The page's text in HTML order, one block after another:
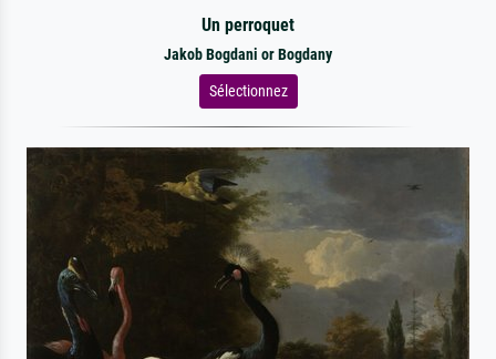
Un perroquet
Jakob Bogdani or Bogdany
Sélectionnez